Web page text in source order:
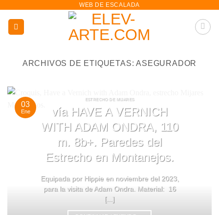
contenido
WEB DE ESCALADA
ARCHIVOS DE ETIQUETAS:ASEGURADOR
ESTRECHO DE MIJARES
vía HAVE A VERNICH
WITH ADAM ONDRA, 110
m. 8b+. Paredes del
Estrecho en Montanejos.
Equipada por Hippie en noviembre del 2023,
para la visita de Adam Ondra. Material: 16
[...]
03
Ene